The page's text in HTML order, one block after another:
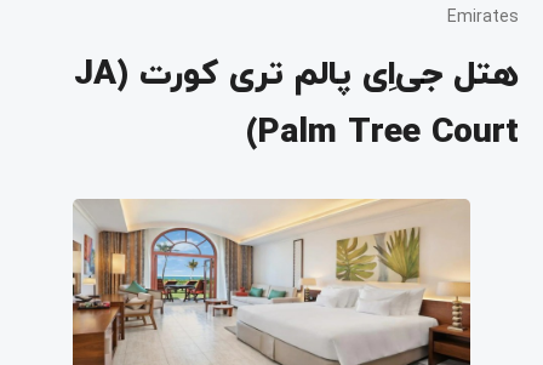
Emirates
هتل جی‌اِی پالم تری کورت (JA
Palm Tree Court)